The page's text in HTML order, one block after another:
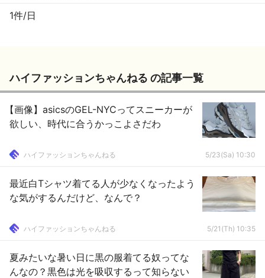
1件/日
ハイファッションちゃんねる の記事一覧
【画像】asicsのGEL-NYCってスニーカーが
欲しい、時代に合うかっこよさだわ
ハイファッションちゃんねる 5/23(Sa) 10:30
最近白Tシャツ着てる人が少なくなったよう
な気がするんだけど、なんで？
ハイファッションちゃんねる 5/21(Th) 10:35
夏みたいな暑い日に黒の服着てる奴ってな
んなの？黒色は光を吸収するって知らない